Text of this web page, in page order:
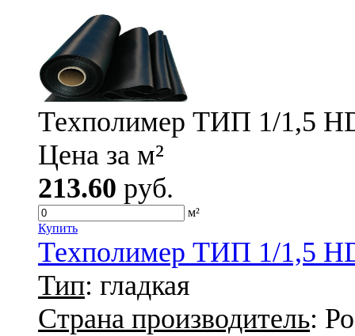
Техполимер ТИП 1/1,5
Цена за м²
213.60 руб.
м²
Купить
Техполимер ТИП 1/1,5
Тип: гладкая
Страна производитель: